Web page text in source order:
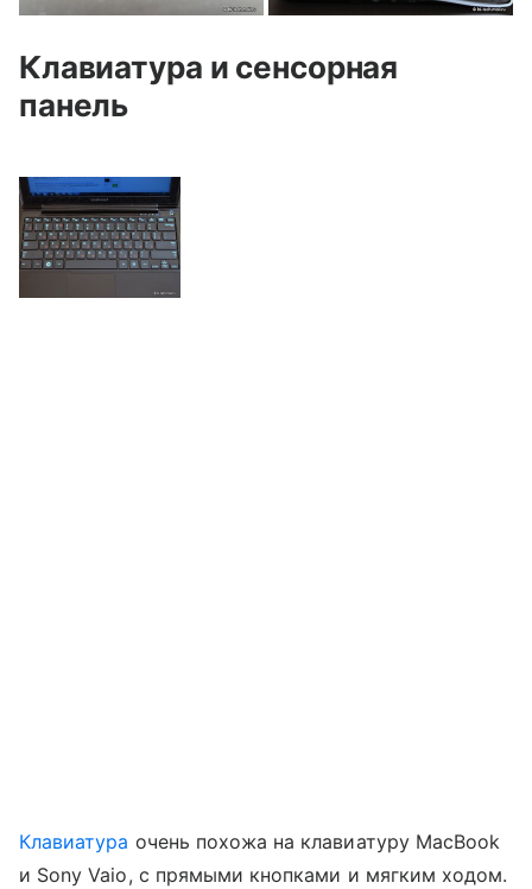
Клавиатура и сенсорная
панель
Клавиатура очень похожа на клавиатуру MacBook
и Sony Vaio, с прямыми кнопками и мягким ходом.